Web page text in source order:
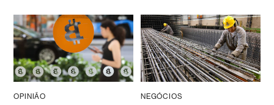
OPINIÃO NEGÓCIOS